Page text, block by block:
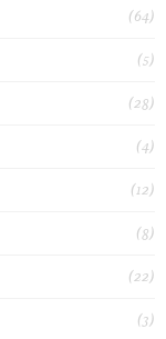
(64)
(5)
(28)
(4)
(12)
(8)
(22)
(3)